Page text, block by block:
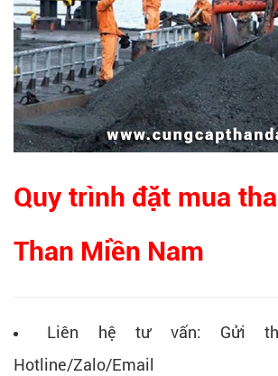
Quy trình đặt mua
Than Miền Nam
Liên hệ tư vấn: Gửi
Hotline/Zalo/Email